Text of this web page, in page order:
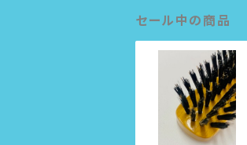
セール中の商品